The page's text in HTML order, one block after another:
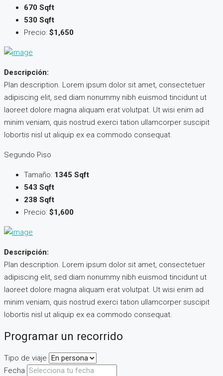
670 Sqft
530 Sqft
Precio: $1,650
Descripción:
Plan description. Lorem ipsum dolor sit amet, consectetuer
adipiscing elit, sed diam nonummy nibh euismod tincidunt ut
laoreet dolore magna aliquam erat volutpat. Ut wisi enim ad
minim veniam, quis nostrud exerci tation ullamcorper suscipit
lobortis nisl ut aliquip ex ea commodo consequat.
Segundo Piso
Tamaño: 1345 Sqft
543 Sqft
238 Sqft
Precio: $1,600
Descripción:
Plan description. Lorem ipsum dolor sit amet, consectetuer
adipiscing elit, sed diam nonummy nibh euismod tincidunt ut
laoreet dolore magna aliquam erat volutpat. Ut wisi enim ad
minim veniam, quis nostrud exerci tation ullamcorper suscipit
lobortis nisl ut aliquip ex ea commodo consequat.
Programar un recorrido
Tipo de viaje
Fecha